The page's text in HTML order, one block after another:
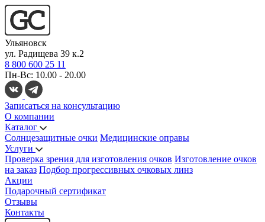
Ульяновск
ул. Радищева 39 к.2
8 800 600 25 11
Пн-Вс: 10.00 - 20.00
Записаться на консультацию
О компании
Каталог
Солнцезащитные очки Медицинские оправы
Услуги
Проверка зрения для изготовления очков Изготовление очков
на заказ Подбор прогрессивных очковых линз
Акции
Подарочный сертификат
Отзывы
Контакты